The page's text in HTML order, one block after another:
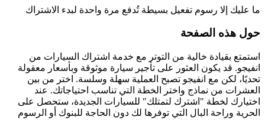
ما عليك إلا رسوم تفعيل بسيطة تُدفع مرة واحدة لبدء الاشتراك
حول هذه الصفحة
استمتع بقيادة خالية من التوتر مع خدمة اشتراك السيارات من
انفيجو. قد يكون العثور على تأجير سيارة موثوقة وبأسعار معقولة
تحديًا، لكن مع انفيجو تصبح العملية سهلة وسلسة. اختر من بين
العشرات من نماذج واختر الخطة التي تناسب احتياجاتك. عند
اختيارك لخطة "اشترك لتمتلك" للسيارات الجديدة، ستحصل على
الحرية وراحة البال التي توفرها لك دون الحاجة للبنوك أو الرسوم